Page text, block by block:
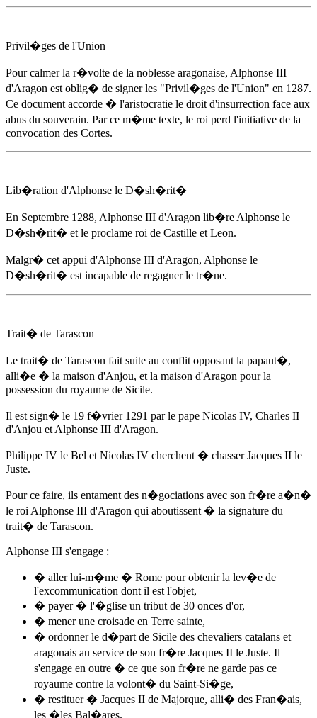
Privil�ges de l'Union
Pour calmer la r�volte de la noblesse aragonaise, Alphonse III
d'Aragon est oblig� de signer les "Privil�ges de l'Union" en 1287.
Ce document accorde � l'aristocratie le droit d'insurrection face aux
abus du souverain. Par ce m�me texte, le roi perd l'initiative de la
convocation des Cortes.
Lib�ration d'Alphonse le D�sh�rit�
En Septembre 1288, Alphonse III d'Aragon lib�re Alphonse le
D�sh�rit� et le proclame roi de Castille et Leon.
Malgr� cet appui d'Alphonse III d'Aragon, Alphonse le
D�sh�rit� est incapable de regagner le tr�ne.
Trait� de Tarascon
Le trait� de Tarascon fait suite au conflit opposant la papaut�,
alli�e � la maison d'Anjou, et la maison d'Aragon pour la
possession du royaume de Sicile.
Il est sign� le 19 f�vrier 1291 par le pape Nicolas IV, Charles II
d'Anjou et Alphonse III d'Aragon.
Philippe IV le Bel et Nicolas IV cherchent � chasser Jacques II le
Juste.
Pour ce faire, ils entament des n�gociations avec son fr�re a�n�
le roi Alphonse III d'Aragon qui aboutissent � la signature du
trait� de Tarascon.
Alphonse III s'engage :
� aller lui-m�me � Rome pour obtenir la lev�e de
l'excommunication dont il est l'objet,
� payer � l'�glise un tribut de 30 onces d'or,
� mener une croisade en Terre sainte,
� ordonner le d�part de Sicile des chevaliers catalans et
aragonais au service de son fr�re Jacques II le Juste. Il
s'engage en outre � ce que son fr�re ne garde pas ce
royaume contre la volont� du Saint-Si�ge,
� restituer � Jacques II de Majorque, alli� des Fran�ais,
les �les Bal�ares.